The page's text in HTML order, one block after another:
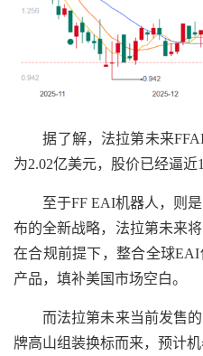
据了解，法拉第未来FFAI
为2.02亿美元，股价已经逼近
至于FF EAI机器人，则是
布的全新战略，法拉第未来
在合规前提下，整合全球
产品，填补美国市场空白。
而法拉第未来当前发售的
牌高山组装换标而来，预计